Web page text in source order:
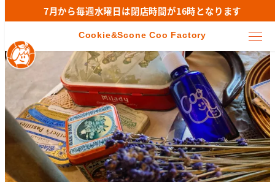
7月から毎週水曜日は閉店時間が16時となります